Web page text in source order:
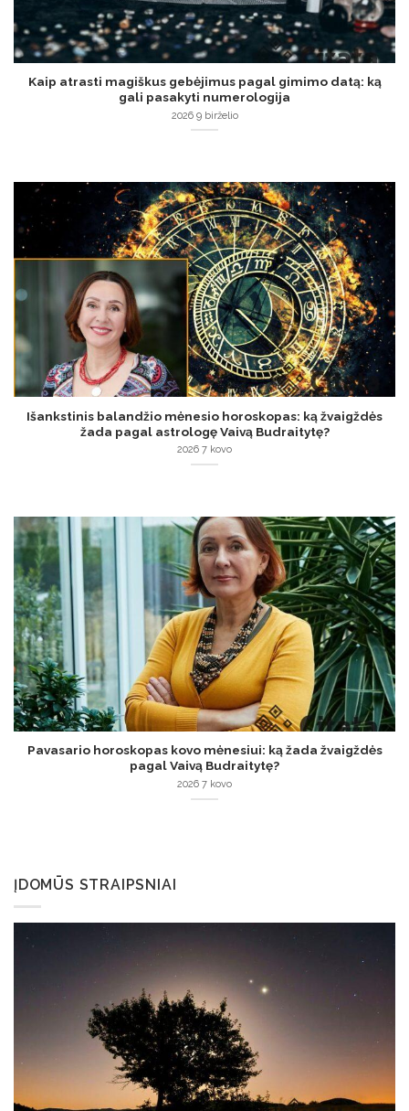
Kaip atrasti magiškus gebėjimus pagal gimimo datą: ką
gali pasakyti numerologija
2026 9 birželio
Išankstinis balandžio mėnesio horoskopas: ką žvaigždės
žada pagal astrologę Vaivą Budraitytę?
2026 7 kovo
Pavasario horoskopas kovo mėnesiui: ką žada žvaigždės
pagal Vaivą Budraitytę?
2026 7 kovo
ĮDOMŪS STRAIPSNIAI